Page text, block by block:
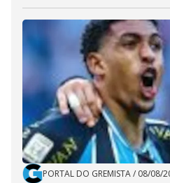
PORTAL DO GREMISTA/ 08/08/